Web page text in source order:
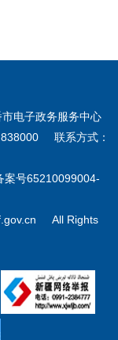
电子政务服务中心
联系方式：
案号65210099004-
All Rights